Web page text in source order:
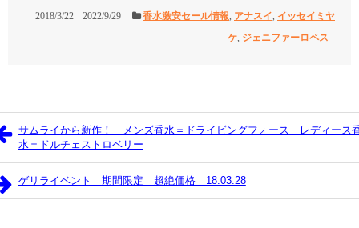
2018/3/22 2022/9/29 香水激安セール情報, アナスイ, イッセイミヤ
ケ, ジェニファーロペス
サムライから新作！ メンズ香水＝ドライビングフォース レディース
水＝ドルチェストロベリー
ゲリライベント 期間限定 超絶価格 18.03.28